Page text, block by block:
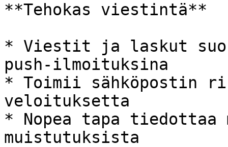
**Tehokas viestintä**
* Viestit ja laskut
push-ilmoituksina
* Toimii sähköpostin
veloituksetta
* Nopea tapa tiedottaa
muistutuksista